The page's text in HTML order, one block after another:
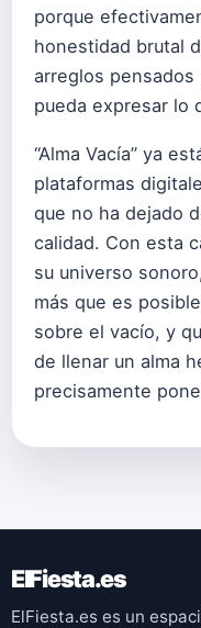
porque
honestidad brutal
arreglos pensados
pueda expresar lo
“Alma Vacía” ya
plataformas
que no ha dejado
calidad. Con esta
su universo
más que es
sobre el vacío, y
de llenar un alma
precisamente
ElFiesta.es
ElFiesta.es es un